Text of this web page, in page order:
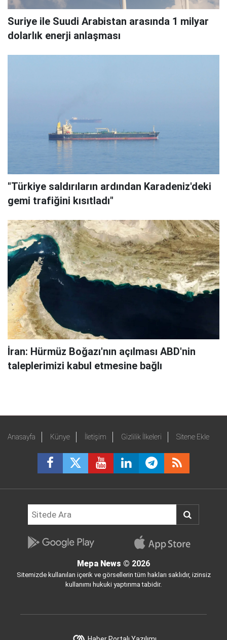
Suriye ile Suudi Arabistan arasında 1 milyar
dolarlık enerji anlaşması
"Türkiye saldırıların ardından Karadeniz'deki
gemi trafiğini kısıtladı"
İran: Hürmüz Boğazı'nın açılması ABD'nin
taleplerimizi kabul etmesine bağlı
Anasayfa Künye İletişim Gizlilik İlkeleri Sitene Ekle
Mepa News © 2026
Sitemizde kullanılan içerik ve görsellerin tüm hakları saklıdır, izinsiz
kullanımı hukuki yaptırıma tabidir.